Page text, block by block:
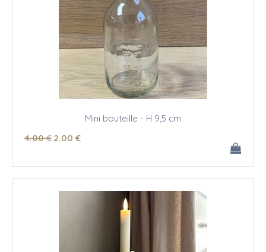
Mini bouteille - H 9,5 cm
4.00 € 2.00 €